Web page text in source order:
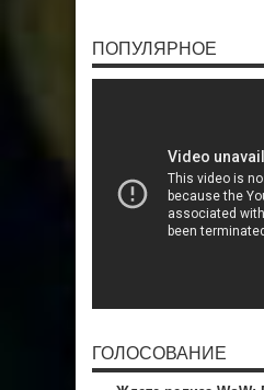
ПОПУЛЯРНОЕ
ГОЛОСОВАНИЕ